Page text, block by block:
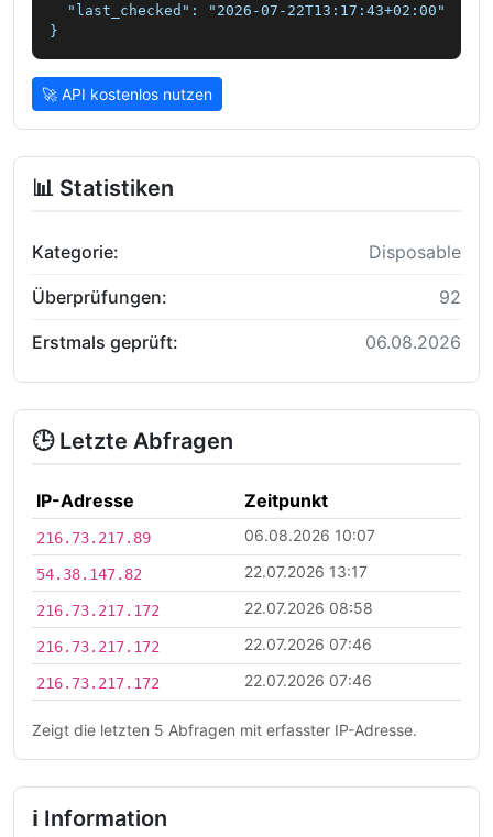
  "last_checked": "2026-07-22T13:17:43+02:00"
}
🚀 API kostenlos nutzen
📊 Statistiken
Kategorie: Disposable
Überprüfungen: 92
Erstmals geprüft: 06.08.2026
🕒 Letzte Abfragen
IP-Adresse Zeitpunkt
216.73.217.89 06.08.2026 10:07
54.38.147.82 22.07.2026 13:17
216.73.217.172 22.07.2026 08:58
216.73.217.172 22.07.2026 07:46
216.73.217.172 22.07.2026 07:46
Zeigt die letzten 5 Abfragen mit erfasster IP-Adresse.
ℹ Information